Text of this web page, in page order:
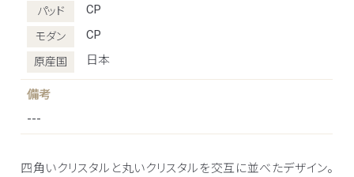
パッド CP
モダン CP
原産国 日本
備考
---
四角いクリスタルと丸いクリスタルを交互に並べたデザイン。